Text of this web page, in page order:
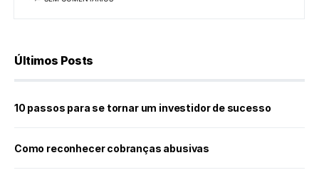
Últimos Posts
10 passos para se tornar um investidor de sucesso
Como reconhecer cobranças abusivas